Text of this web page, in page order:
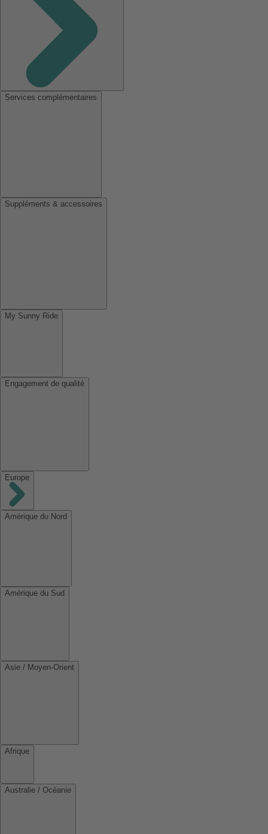
Services complémentaires
Suppléments & accessoires
My Sunny Ride
Engagement de qualité
Europe
Amérique du Nord
Amérique du Sud
Asie / Moyen-Orient
Afrique
Australie / Océanie